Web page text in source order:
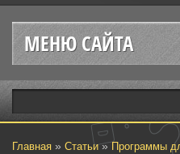
МЕНЮ САЙТА
Главная » Статьи»Программы